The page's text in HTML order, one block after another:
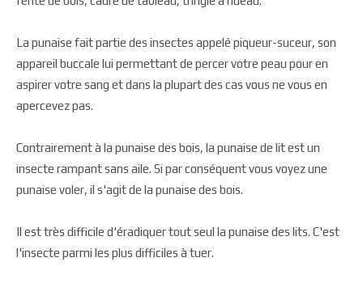
La punaise fait partie des insectes appelé piqueur-suceur, son
appareil buccale lui permettant de percer votre peau pour en
aspirer votre sang et dans la plupart des cas vous ne vous en
apercevez pas.
Contrairement à la punaise des bois, la punaise de lit est un
insecte rampant sans aile. Si par conséquent vous voyez une
punaise voler, il s'agit de la punaise des bois.
Il est très difficile d'éradiquer tout seul la punaise des lits. C'est
l'insecte parmi les plus difficiles à tuer.